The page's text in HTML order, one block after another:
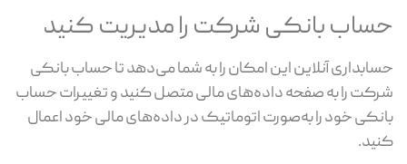
حساب بانکی شرکت را مدیریت کنید
حسابداری آنلاین این امکان را به شما می‌دهد تا حساب بانکی
شرکت را به صفحه داده‌های مالی متصل کنید و تغییرات حساب
بانکی خود را به‌صورت اتوماتیک در داده‌های مالی خود اعمال
کنید.